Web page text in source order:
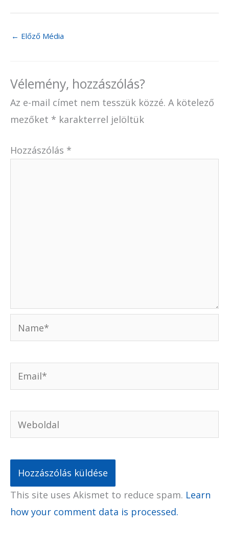
← Előző Média
Vélemény, hozzászólás?
Az e-mail címet nem tesszük közzé. A kötelező
mezőket * karakterrel jelöltük
Hozzászólás *
Name*
Email*
Weboldal
This site uses Akismet to reduce spam. Learn
how your comment data is processed.